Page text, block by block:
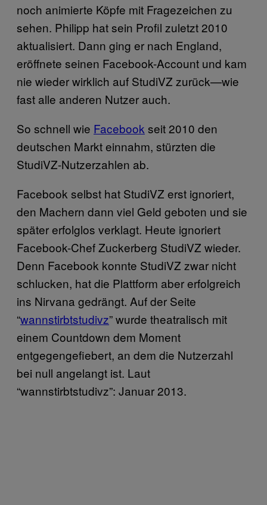
noch animierte Köpfe mit Fragezeichen zu
sehen. Philipp hat sein Profil zuletzt 2010
aktualisiert. Dann ging er nach England,
eröffnete seinen Facebook-Account und kam
nie wieder wirklich auf StudiVZ zurück—wie
fast alle anderen Nutzer auch.
So schnell wie Facebook seit 2010 den
deutschen Markt einnahm, stürzten die
StudiVZ-Nutzerzahlen ab.
Facebook selbst hat StudiVZ erst ignoriert,
den Machern dann viel Geld geboten und sie
später erfolglos verklagt. Heute ignoriert
Facebook-Chef Zuckerberg StudiVZ wieder.
Denn Facebook konnte StudiVZ zwar nicht
schlucken, hat die Plattform aber erfolgreich
ins Nirvana gedrängt. Auf der Seite
“wannstirbtstudivz” wurde theatralisch mit
einem Countdown dem Moment
entgegengefiebert, an dem die Nutzerzahl
bei null angelangt ist. Laut
“wannstirbtstudivz”: Januar 2013.